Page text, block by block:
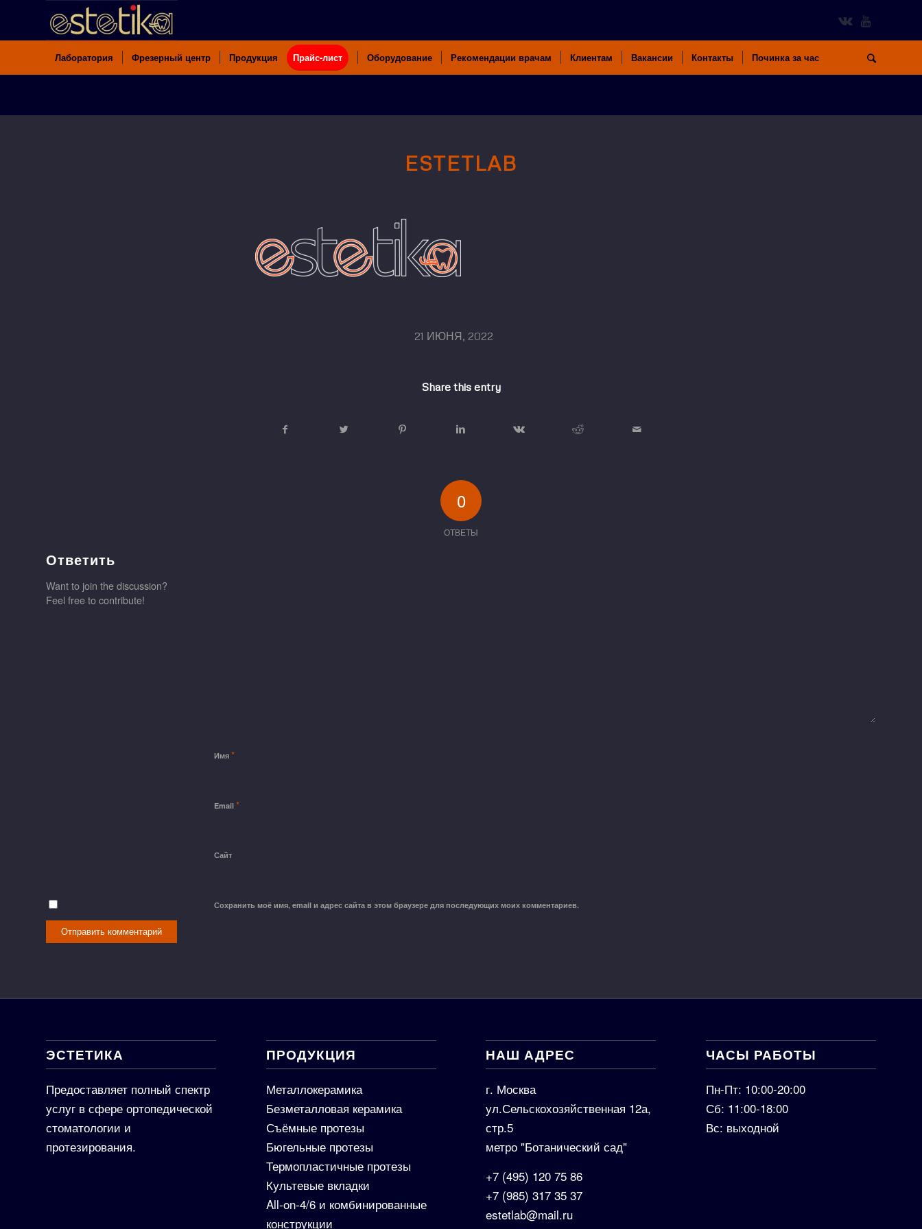
Лаборатория Фрезерный центр Продукция Прайс-лист Оборудование Рекомендации врачам Клиентам Вакансии Контакты Починка за час
ESTETLAB
21 ИЮНЯ, 2022
/
Share this entry
0
ОТВЕТЫ
Ответить
Want to join the discussion?
Feel free to contribute!
Имя *
Email *
Сайт
Сохранить моё имя, email и адрес сайта в этом браузере для последующих моих комментариев.
ЭСТЕТИКА
Предоставляет полный спектр
услуг в сфере ортопедической
стоматологии и
протезирования.
ПРОДУКЦИЯ
Металлокерамика
Безметалловая керамика
Съёмные протезы
Бюгельные протезы
Термопластичные протезы
Культевые вкладки
All-on-4/6 и комбинированные
конструкции
НАШ АДРЕС
г. Москва
ул.Сельскохозяйственная 12а,
стр.5
метро "Ботанический сад"
+7 (495) 120 75 86
+7 (985) 317 35 37
estetlab@mail.ru
ЧАСЫ РАБОТЫ
Пн-Пт: 10:00-20:00
Сб: 11:00-18:00
Вс: выходной